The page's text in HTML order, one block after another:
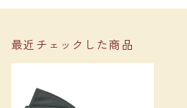
最近チェックした商品